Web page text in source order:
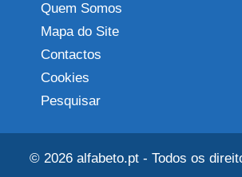
Quem Somos
Mapa do Site
Contactos
Cookies
Pesquisar
© 2026 alfabeto.pt - Todos os